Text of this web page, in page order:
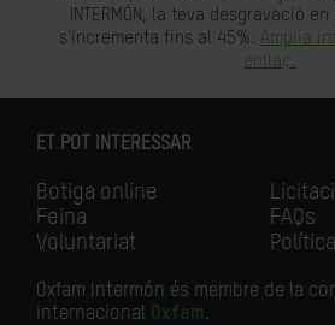
INTERMÓN, la teva desgravació
s'incrementa fins al 45%. Amplia
enllaç.
ET POT INTERESSAR
Botiga online
Feina
Voluntariat
FAQs
Oxfam Intermón és membre de la
internacional Oxfam.